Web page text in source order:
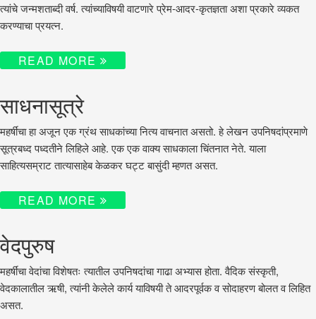
त्यांचे जन्मशताब्दी वर्ष. त्यांच्याविषयी वाटणारे प्रेम-आदर-कृतज्ञता अशा प्रकारे व्यकत
करण्याचा प्रयत्न.
READ MORE
साधनासूत्रे
महर्षींचा हा अजून एक ग्रंथ साधकांच्या नित्य वाचनात असतो. हे लेखन उपनिषदांप्रमाणे
सूत्रबध्द पध्दतीने लिहिले आहे. एक एक वाक्य साधकाला चिंतनात नेते. याला
साहित्यसम्राट तात्यासाहेब केळकर घट्ट बासुंदी म्हणत असत.
READ MORE
वेदपुरुष
महर्षींचा वेदांचा विशेषतः त्यातील उपनिषदांचा गाढा अभ्यास होता. वैदिक संस्कृती,
वेदकालातील ऋषी, त्यांनी केलेले कार्य याविषयी ते आदरपूर्वक व सोदाहरण बोलत व लिहित
असत.